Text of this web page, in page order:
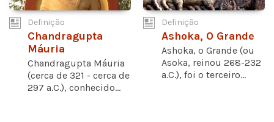
Definição
Chandragupta
Máuria
Chandragupta Máuria
(cerca de 321 - cerca de
297 a.C.), conhecido...
Definição
Ashoka, O Grande
Ashoka, o Grande (ou
Asoka, reinou 268-232
a.C.), foi o terceiro...